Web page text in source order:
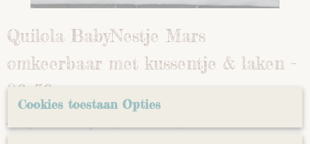
Quilola BabyNestje Mars
omkeerbaar met kussentje & laken -
86x50 cm
€ 49,99
Cookies toestaan Opties